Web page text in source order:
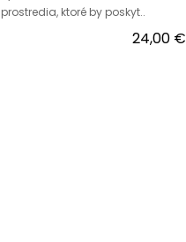
prostredia, ktoré by poskyt..
24,00 €